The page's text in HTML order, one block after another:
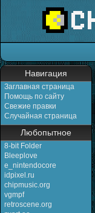
Навигация
Заглавная страница
Помощь по сайту
Свежие правки
Случайная страница
Любопытное
8-bit Folder
Bleeplove
e_nintendocore
idpixel.ru
chipmusic.org
vgmpf
retroscene.org